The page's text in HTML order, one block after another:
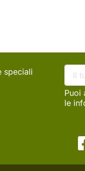
speciali
Puoi
le